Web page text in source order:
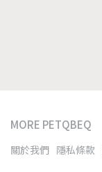
MORE PETQBEQ
關於我們 隱私條款